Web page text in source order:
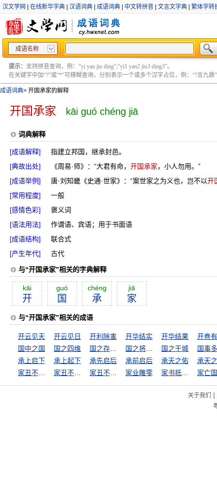
汉文学网 在线新华字典 汉语词典 成语词典 中文转拼音 文言文字典 繁体字转
成语名称
提示： 支持拼音查询，例：“yi yan jiu ding”;“yi1 yan2 jiu3 ding3”。
在关键字中加“?”或“*”可模糊查询，分别表示一个或多个汉字占位，例：“?言九鼎”
成语词典> 开国承家的解释
开国承家 kāi guó chéng jiā
词典解释
[成语解释]
指建立邦国，继承封邑。
[典故出处]
《周易·师》：“大君有命， 开国承家，小人勿用。”
[成语举例]
唐·刘知畿《史通·世家》：“案世家之为义也，岂不以开
[常用程度]
一般
[感情色彩]
褒义词
[语法用法]
作谓语、宾语；用于书面语
[成语结构]
联合式
[产生年代]
古代
与“开国承家”相关的字典解释
kāi
开
guó
国
chéng
承
jiā
家
与“开国承家”相关的成语
开云见天 开云见日 开利除害 开华结实 开华结果
开卷
国中之国
国之四维 国之干城
国事
承上启下
承上起下 承先启后 承前启后 承天之佑
承天
家业雕零 家亡
关于我们 |